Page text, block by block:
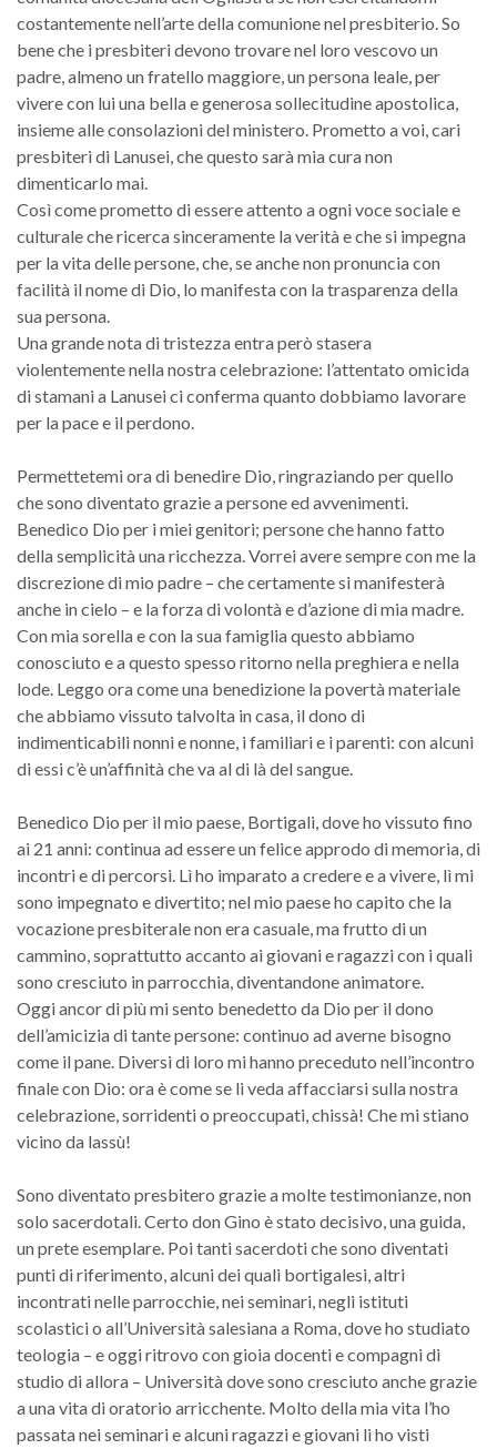
costantemente nell’arte della comunione nel presbiterio. So
bene che i presbiteri devono trovare nel loro vescovo un
padre, almeno un fratello maggiore, un persona leale, per
vivere con lui una bella e generosa sollecitudine apostolica,
insieme alle consolazioni del ministero. Prometto a voi, cari
presbiteri di Lanusei, che questo sarà mia cura non
dimenticarlo mai.
Così come prometto di essere attento a ogni voce sociale e
culturale che ricerca sinceramente la verità e che si impegna
per la vita delle persone, che, se anche non pronuncia con
facilità il nome di Dio, lo manifesta con la trasparenza della
sua persona.
Una grande nota di tristezza entra però stasera
violentemente nella nostra celebrazione: l’attentato omicida
di stamani a Lanusei ci conferma quanto dobbiamo lavorare
per la pace e il perdono.
Permettetemi ora di benedire Dio, ringraziando per quello
che sono diventato grazie a persone ed avvenimenti.
Benedico Dio per i miei genitori; persone che hanno fatto
della semplicità una ricchezza. Vorrei avere sempre con me la
discrezione di mio padre – che certamente si manifesterà
anche in cielo – e la forza di volontà e d’azione di mia madre.
Con mia sorella e con la sua famiglia questo abbiamo
conosciuto e a questo spesso ritorno nella preghiera e nella
lode. Leggo ora come una benedizione la povertà materiale
che abbiamo vissuto talvolta in casa, il dono di
indimenticabili nonni e nonne, i familiari e i parenti: con alcuni
di essi c’è un’affinità che va al di là del sangue.
Benedico Dio per il mio paese, Bortigali, dove ho vissuto fino
ai 21 anni: continua ad essere un felice approdo di memoria, di
incontri e di percorsi. Lì ho imparato a credere e a vivere, lì mi
sono impegnato e divertito; nel mio paese ho capito che la
vocazione presbiterale non era casuale, ma frutto di un
cammino, soprattutto accanto ai giovani e ragazzi con i quali
sono cresciuto in parrocchia, diventandone animatore.
Oggi ancor di più mi sento benedetto da Dio per il dono
dell’amicizia di tante persone: continuo ad averne bisogno
come il pane. Diversi di loro mi hanno preceduto nell’incontro
finale con Dio: ora è come se li veda affacciarsi sulla nostra
celebrazione, sorridenti o preoccupati, chissà! Che mi stiano
vicino da lassù!
Sono diventato presbitero grazie a molte testimonianze, non
solo sacerdotali. Certo don Gino è stato decisivo, una guida,
un prete esemplare. Poi tanti sacerdoti che sono diventati
punti di riferimento, alcuni dei quali bortigalesi, altri
incontrati nelle parrocchie, nei seminari, negli istituti
scolastici o all’Università salesiana a Roma, dove ho studiato
teologia – e oggi ritrovo con gioia docenti e compagni di
studio di allora – Università dove sono cresciuto anche grazie
a una vita di oratorio arricchente. Molto della mia vita l’ho
passata nei seminari e alcuni ragazzi e giovani li ho visti